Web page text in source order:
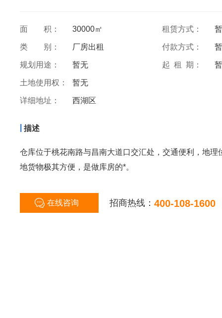
面 积： 30000㎡ 租赁方式：
类 别： 厂房出租 付款方式：
规划用途： 暂无 起 租 期：
土地使用权： 暂无
详细地址： 西湖区
描述
仓库位于桃花南路与昌南大道口交汇处，交通便利，地
地货物极其方便，是做库房的*。
在线咨询 招商热线： 400-108-1600